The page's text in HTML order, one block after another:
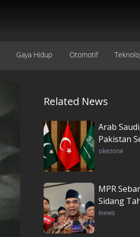
Gaya Hidup Otomotif
Related News
Arab
Pakistan
okezone
MPR
Sidang
inews